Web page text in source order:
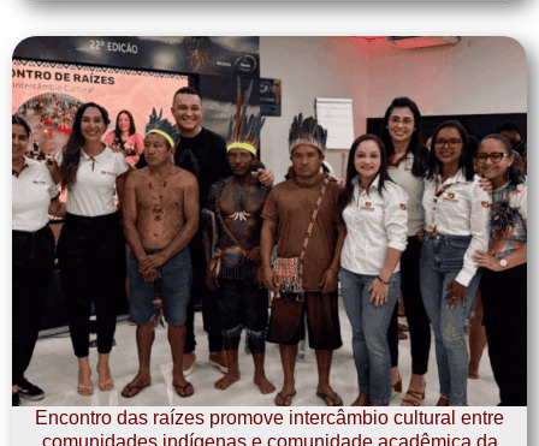
Encontro das raízes promove intercâmbio cultural entre
comunidades indígenas e comunidade acadêmica da